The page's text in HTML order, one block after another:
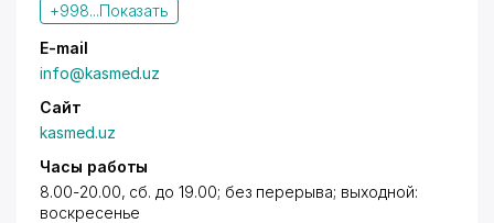
+998...Показать
E-mail
info@kasmed.uz
Сайт
kasmed.uz
Часы работы
8.00-20.00, сб. до 19.00; без перерыва; выходной:
воскресенье